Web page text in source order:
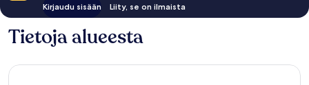
Kirjaudu sisään Liity, se on ilmaista
Tietoja alueesta